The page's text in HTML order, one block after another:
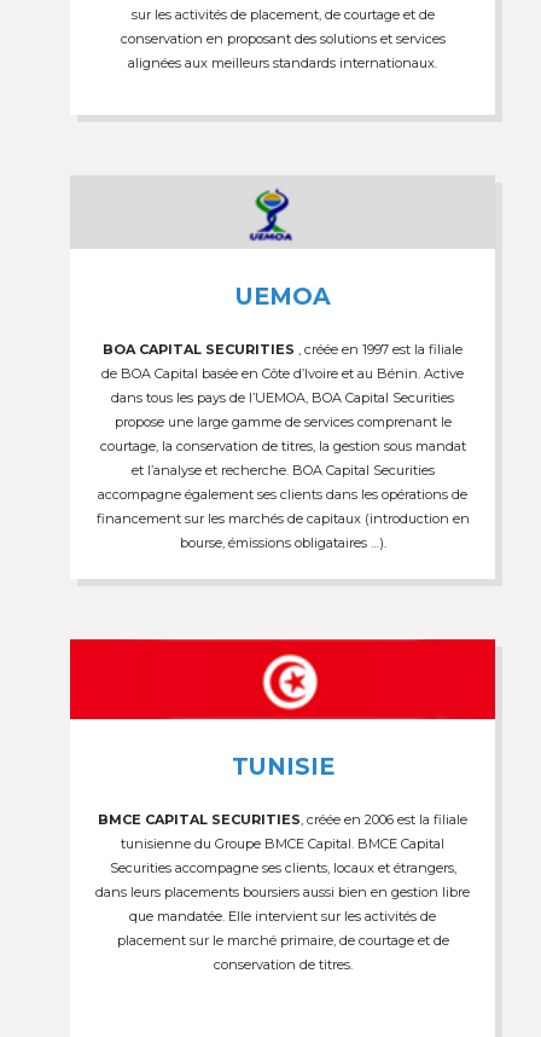
sur les activités de placement, de courtage et de
conservation en proposant des solutions et services
alignées aux meilleurs standards internationaux.
UEMOA
BOA CAPITAL SECURITIES , créée en 1997 est la filiale
de BOA Capital basée en Côte d’Ivoire et au Bénin. Active
dans tous les pays de l’UEMOA, BOA Capital Securities
propose une large gamme de services comprenant le
courtage, la conservation de titres, la gestion sous mandat
et l’analyse et recherche. BOA Capital Securities
accompagne également ses clients dans les opérations de
financement sur les marchés de capitaux (introduction en
bourse, émissions obligataires …).
TUNISIE
BMCE CAPITAL SECURITIES , créée en 2006 est la filiale
tunisienne du Groupe BMCE Capital. BMCE Capital
Securities accompagne ses clients, locaux et étrangers,
dans leurs placements boursiers aussi bien en gestion libre
que mandatée. Elle intervient sur les activités de
placement sur le marché primaire, de courtage et de
conservation de titres.